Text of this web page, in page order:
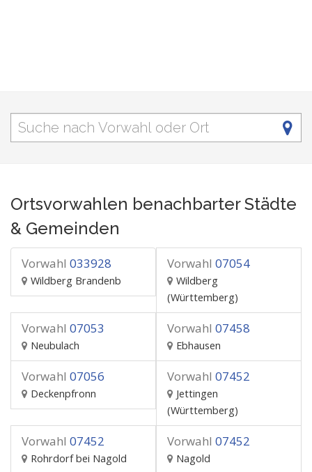
Ortsvorwahlen benachbarter Städte
& Gemeinden
Vorwahl 033928
Wildberg Brandenb
Vorwahl 07054
Wildberg
(Württemberg)
Vorwahl 07053
Neubulach
Vorwahl 07458
Ebhausen
Vorwahl 07056
Deckenpfronn
Vorwahl 07452
Jettingen
(Württemberg)
Vorwahl 07452
Rohrdorf bei Nagold
Vorwahl 07452
Nagold